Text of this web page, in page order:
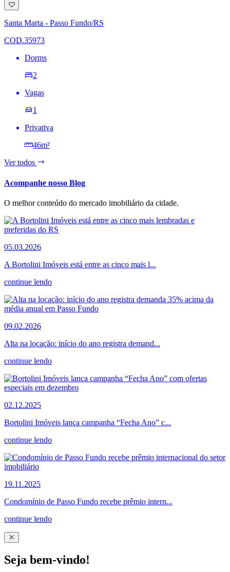
Adicionar
à
lista
de
Santa Marta - Passo Fundo/RS
COD.35973
Dorms
2
Vagas
1
Privativa
46m²
Ver todos
Acompanhe nosso Blog
O melhor conteúdo do mercado imobiliário da cidade.
05.03.2026
A Bortolini Imóveis está entre as cinco mais l...
continue lendo
09.02.2026
Alta na locação: início do ano registra demand...
continue lendo
02.12.2025
Bortolini Imóveis lança campanha “Fecha Ano” c...
continue lendo
19.11.2025
Condomínio de Passo Fundo recebe prêmio intern...
continue lendo
Seja bem-vindo!